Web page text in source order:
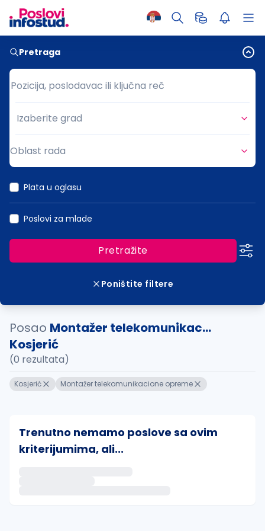
Pretraga
Pozicija, poslodavac ili ključna reč
Pozicija, poslodavac ili ključna reč
Grad
Izaberite grad
Oblast rada
Plata u oglasu
Poslovi za mlade
Pretražite
Poništite filtere
Posao Montažer telekomunikac...
Kosjerić
(0 rezultata)
Kosjerić Montažer telekomunikacione opreme
Trenutno nemamo poslove sa ovim
kriterijumima, ali...